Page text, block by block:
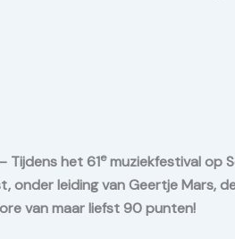
Tijdens het 61emuziekfestival op
onder leiding van Geertje Mars,
van maar liefst 90 punten!